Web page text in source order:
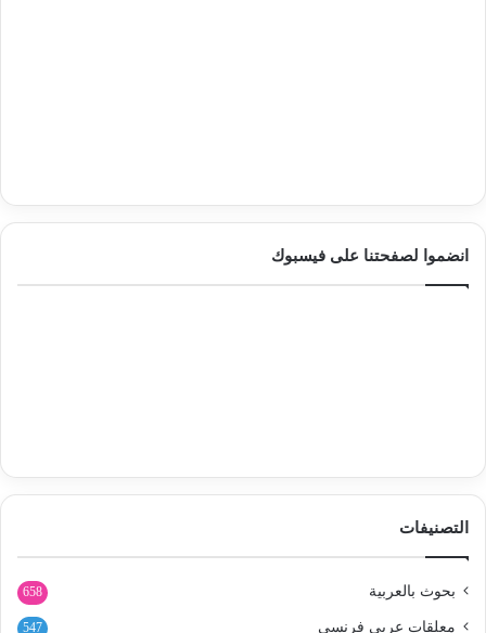
انضموا لصفحتنا على فيسبوك
التصنيفات
بحوث بالعربية 658
معلقات عربي فرنسي 547